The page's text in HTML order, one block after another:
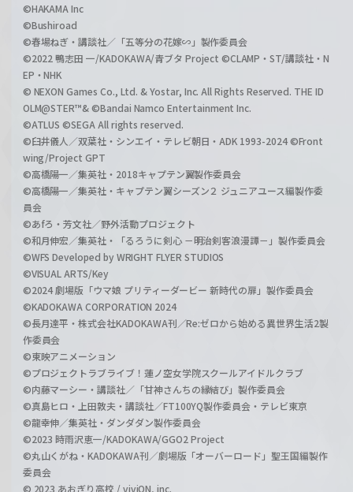
©HAKAMA Inc
©Bushiroad
©春場ねぎ・講談社／「五等分の花嫁∽」製作委員会
©2022 鴨志田 一/KADOKAWA/青ブタ Project ©CLAMP・ST/講談社・N
EP・NHK
© NEXON Games Co., Ltd. & Yostar, Inc. All Rights Reserved. THE ID
OLM@STER™& ©Bandai Namco Entertainment Inc.
©ATLUS ©SEGA All rights reserved.
©臼井儀人／双葉社・シンエイ・テレビ朝日・ADK 1993-2024 ©Front
wing/Project GPT
©高橋陽一／集英社・2018キャプテン翼製作委員会
©高橋陽一／集英社・キャプテン翼シーズン２ ジュニアユース編製作委
員会
©あfろ・芳文社／野外活動プロジェクト
©和月伸宏／集英社・「るろうに剣心 －明治剣客浪漫譚－」製作委員会
©WFS Developed by WRIGHT FLYER STUDIOS
©VISUAL ARTS/Key
©2024 劇場版「ウマ娘 プリティーダービー 新時代の扉」製作委員会
©KADOKAWA CORPORATION 2024
©長月達平・株式会社KADOKAWA刊／Re:ゼロから始める異世界生活2製
作委員会
©東映アニメーション
©プロジェクトラブライブ！蓮ノ空女学院スクールアイドルクラブ
©内藤マーシー・講談社／「甘神さんちの縁結び」製作委員会
©真島ヒロ・上田敦夫・講談社／FT100YQ製作委員会・テレビ東京
©龍幸伸／集英社・ダンダダン製作委員会
©2023 時雨沢恵一/KADOKAWA/GGO2 Project
©丸山くがね・KADOKAWA刊／劇場版「オーバーロード」聖王国編製作
委員会
© 2023 あおぎり高校 / viviON, inc.